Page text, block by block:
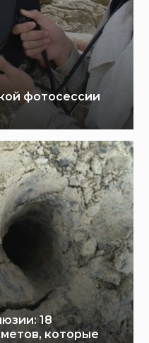
фотосессии
18
которые